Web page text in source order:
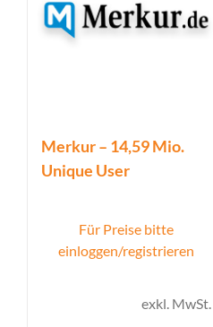
Merkur – 14,59 Mio.
Unique User
Für Preise bitte
einloggen/registrieren
exkl. MwSt.